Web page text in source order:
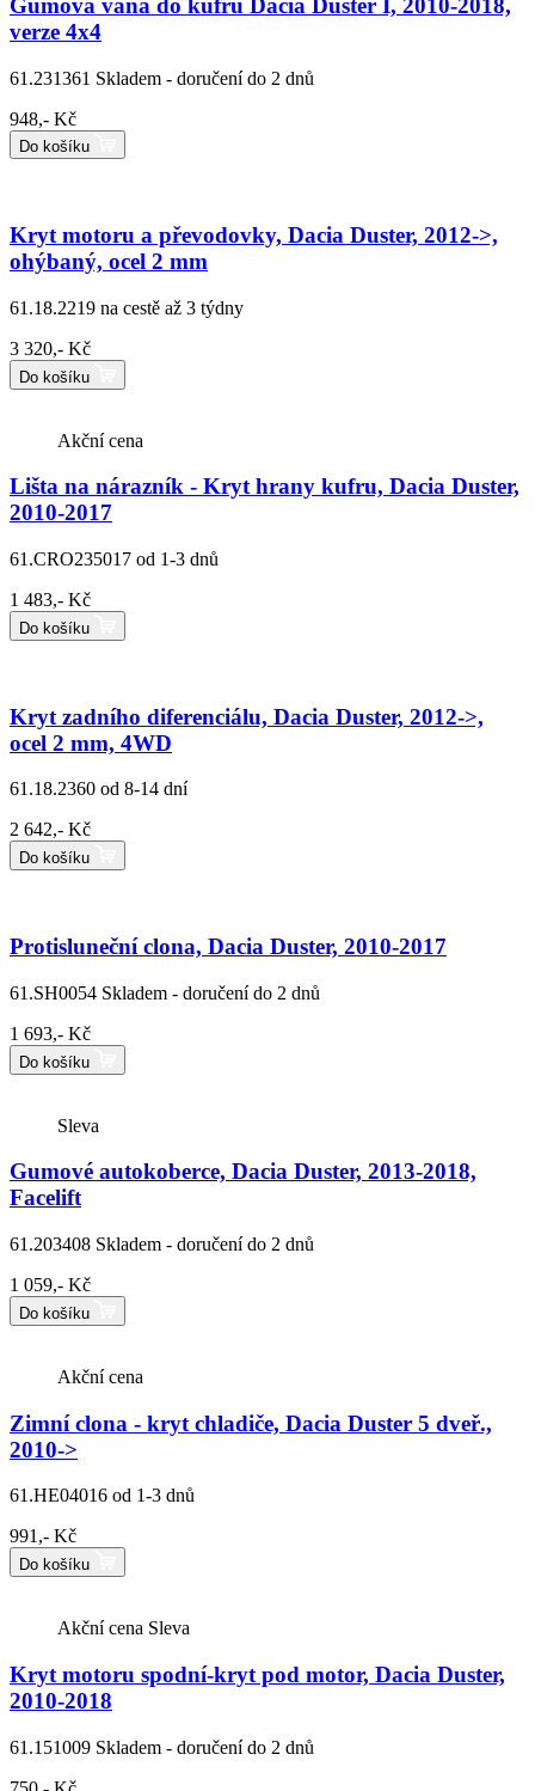
Gumová vana do kufru Dacia Duster I, 2010-2018,
verze 4x4
61.231361 Skladem - doručení do 2 dnů
948,- Kč
Do košíku
Kryt motoru a převodovky, Dacia Duster, 2012->,
ohýbaný, ocel 2 mm
61.18.2219 na cestě až 3 týdny
3 320,- Kč
Do košíku
Akční cena
Lišta na nárazník - Kryt hrany kufru, Dacia Duster,
2010-2017
61.CRO235017 od 1-3 dnů
1 483,- Kč
Do košíku
Kryt zadního diferenciálu, Dacia Duster, 2012->,
ocel 2 mm, 4WD
61.18.2360 od 8-14 dní
2 642,- Kč
Do košíku
Protisluneční clona, Dacia Duster, 2010-2017
61.SH0054 Skladem - doručení do 2 dnů
1 693,- Kč
Do košíku
Sleva
Gumové autokoberce, Dacia Duster, 2013-2018,
Facelift
61.203408 Skladem - doručení do 2 dnů
1 059,- Kč
Do košíku
Akční cena
Zimní clona - kryt chladiče, Dacia Duster 5 dveř.,
2010->
61.HE04016 od 1-3 dnů
991,- Kč
Do košíku
Akční cena Sleva
Kryt motoru spodní-kryt pod motor, Dacia Duster,
2010-2018
61.151009 Skladem - doručení do 2 dnů